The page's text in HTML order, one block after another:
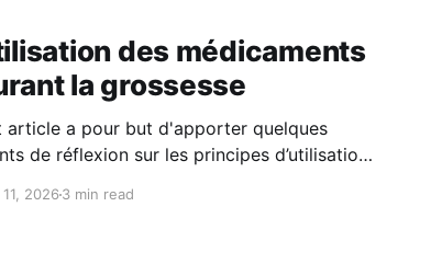
des médicaments
la grossesse
article a pour but d'apporter quelques
de réflexion sur les principes d’utilisation
en aucun cas aux conseils d'un
20263 min read